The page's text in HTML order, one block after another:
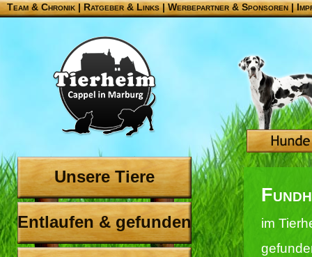
Team & Chronik |Ratgeber & Links|Werbepartner & Sponsoren|
Unsere Tiere
Entlaufen & gefunden
im